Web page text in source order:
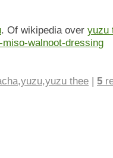
. Of wikipedia over yuzu
walnoot-dressing
,yuzu,yuzu thee | 5